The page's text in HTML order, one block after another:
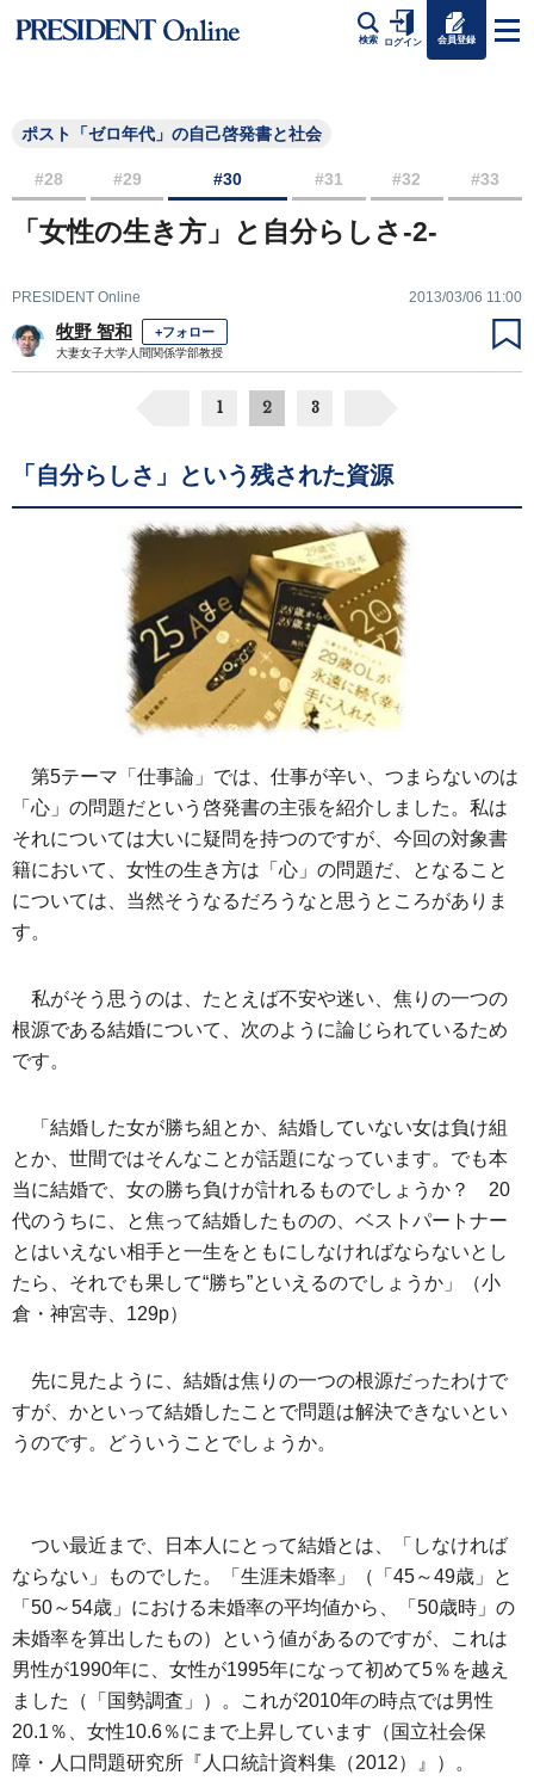
検索 ログイン 会員登録
ポスト「ゼロ年代」の自己啓発書と社会
#28 #29 #30 #31 #32 #33
「女性の生き方」と自分らしさ-2-
PRESIDENT Online 2013/03/06 11:00
牧野 智和 +フォロー
大妻女子大学人間関係学部教授
1 2 3
「自分らしさ」という残された資源
第5テーマ「仕事論」では、仕事が辛い、つまらないのは
「心」の問題だという啓発書の主張を紹介しました。私は
それについては大いに疑問を持つのですが、今回の対象書
籍において、女性の生き方は「心」の問題だ、となること
については、当然そうなるだろうなと思うところがありま
す。
私がそう思うのは、たとえば不安や迷い、焦りの一つの
根源である結婚について、次のように論じられているため
です。
「結婚した女が勝ち組とか、結婚していない女は負け組
とか、世間ではそんなことが話題になっています。でも本
当に結婚で、女の勝ち負けが計れるものでしょうか？ 20
代のうちに、と焦って結婚したものの、ベストパートナー
とはいえない相手と一生をともにしなければならないとし
たら、それでも果して“勝ち”といえるのでしょうか」（小
倉・神宮寺、129p）
先に見たように、結婚は焦りの一つの根源だったわけで
すが、かといって結婚したことで問題は解決できないとい
うのです。どういうことでしょうか。
つい最近まで、日本人にとって結婚とは、「しなければ
ならない」ものでした。「生涯未婚率」（「45～49歳」と
「50～54歳」における未婚率の平均値から、「50歳時」の
未婚率を算出したもの）という値があるのですが、これは
男性が1990年に、女性が1995年になって初めて5％を越え
ました（「国勢調査」）。これが2010年の時点では男性
20.1％、女性10.6％にまで上昇しています（国立社会保
障・人口問題研究所『人口統計資料集（2012）』）。